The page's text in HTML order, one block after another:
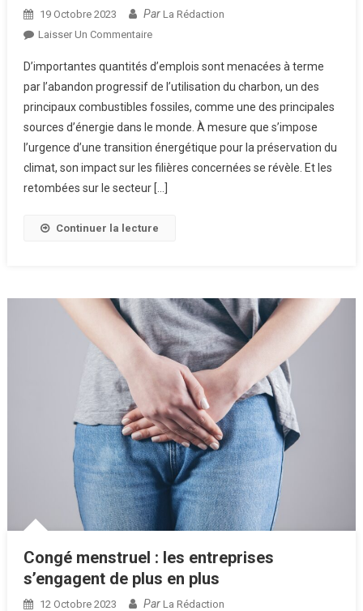
19 Octobre 2023 Par La Rédaction
Laisser Un CommentaireSur
Implications
De
La
Transition
Énergétique
Pour
Le
D’importantes quantités d’emplois sont menacées à terme
par l’abandon progressif de l’utilisation du charbon, un des
principaux combustibles fossiles, comme une des principales
sources d’énergie dans le monde. À mesure que s’impose
l’urgence d’une transition énergétique pour la préservation du
climat, son impact sur les filières concernées se révèle. Et les
retombées sur le secteur […]
Continuer la lecture
Congé menstruel : les entreprises
s’engagent de plus en plus
12 Octobre 2023 Par La Rédaction